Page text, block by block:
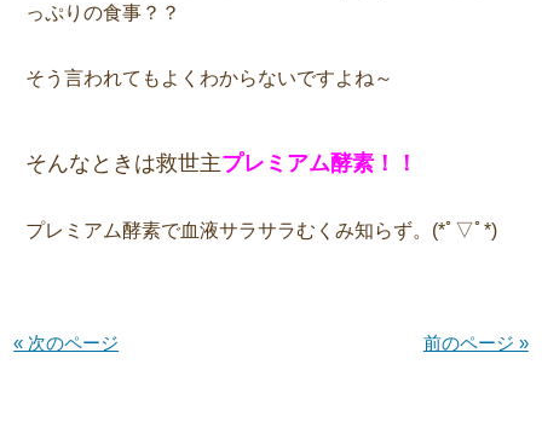
っぷりの食事？？
そう言われてもよくわからないですよね～
そんなときは救世主プレミアム酵素！！
プレミアム酵素で血液サラサラむくみ知らず。(*ﾟ▽ﾟ*)
« 次のページ 前のページ »